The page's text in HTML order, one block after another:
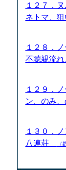
１２７．
ネトマ、
１２８．
不聴親流
１２９．
ン、のみ
１３０．
八連荘
（